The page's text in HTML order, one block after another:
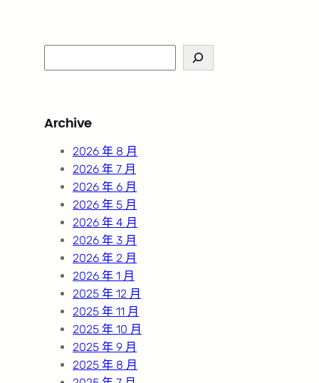
e
c
Archive
2026 年 8 月
2026 年 7 月
2026 年 6 月
2026 年 5 月
2026 年 4 月
2026 年 3 月
2026 年 2 月
2026 年 1 月
2025 年 12 月
2025 年 11 月
2025 年 10 月
2025 年 9 月
2025 年 8 月